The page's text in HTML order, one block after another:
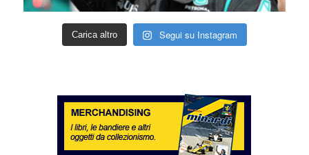
Carica altro Segui su Instagram